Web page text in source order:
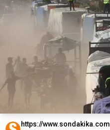
https://www.sondakika.com